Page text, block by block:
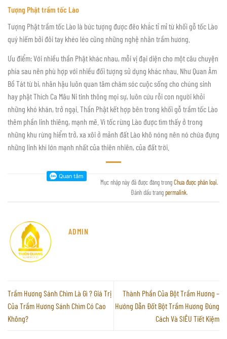
Tượng Phật trầm tốc Lào
Tượng Phật trầm tốc Lào là bức tượng được đẽo khắc tỉ mỉ từ khối gỗ tốc Lào
quý hiếm bởi đôi tay khéo léo cũng những nghệ nhân trầm hương.
Ưu điểm: Với nhiều thần Phật khác nhau, mỗi vị đại diện cho một câu chuyện
phía sau nên phù hợp với nhiều đối tượng sử dụng khác nhau. Như Quan Âm
Bồ Tát từ bi, nhân hậu luôn quan tâm chăm sóc cuộc sống cho chúng sinh
hay phật Thích Ca Mâu Ni tinh thông mọi sự, luôn cứu rỗi con người khỏi
những khó khăn, trở ngại. Thần Phật kết hợp bên trong khối gỗ trầm tốc Lào
thêm phần linh thiêng, mạnh mẽ. Vì tốc rừng Lào được tìm thấy ở trong
những khu rừng hiểm trở, xa xôi ở mảnh đất Lào khô nóng nên nó chứa đựng
những linh khí lớn mạnh nhất của thiên nhiên, của đất trời.
Mục nhập này đã được đăng trongChưa được phân loại.
Đánh dấu trangpermalink.
ADMIN
Trầm Hương Sánh Chìm Là Gì ? Giá Trị
Của Trầm Hương Sánh Chìm Có Cao
Không?
Thành Phần Của Bột Trầm Hương –
Hướng Dẫn Đốt Bột Trầm Hương Đúng
Cách Và SIÊU Tiết Kiệm